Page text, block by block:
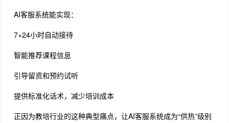
AI客服系统能实现：
7×24小时自动接待
智能推荐课程信息
引导留资和预约试听
提供标准化话术，减少培训成本
正因为教培行业的这种典型痛点，让AI客服系统成为“供热”级别